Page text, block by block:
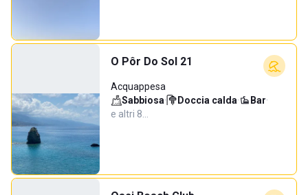
O Pôr Do Sol 21
Acquappesa
Sabbiosa· Doccia calda· Bar·
e altri 8…